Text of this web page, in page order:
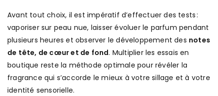
Avant tout choix, il est impératif d’effectuer des tests :
vaporiser sur peau nue, laisser évoluer le parfum pendant
plusieurs heures et observer le développement des notes
de tête, de cœur et de fond. Multiplier les essais en
boutique reste la méthode optimale pour révéler la
fragrance qui s’accorde le mieux à votre sillage et à votre
identité sensorielle.